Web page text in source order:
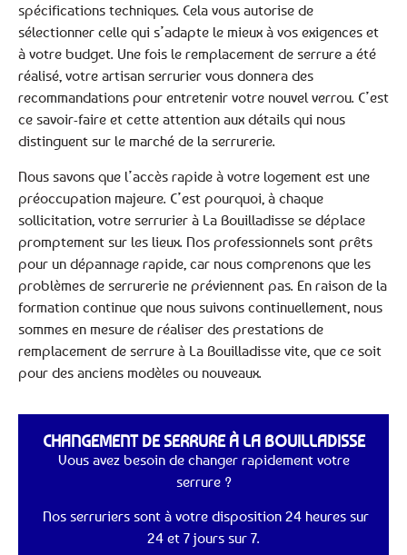
spécifications techniques. Cela vous autorise de
sélectionner celle qui s’adapte le mieux à vos exigences et
à votre budget. Une fois le remplacement de serrure a été
réalisé, votre artisan serrurier vous donnera des
recommandations pour entretenir votre nouvel verrou. C’est
ce savoir-faire et cette attention aux détails qui nous
distinguent sur le marché de la serrurerie.
Nous savons que l’accès rapide à votre logement est une
préoccupation majeure. C’est pourquoi, à chaque
sollicitation, votre serrurier à La Bouilladisse se déplace
promptement sur les lieux. Nos professionnels sont prêts
pour un dépannage rapide, car nous comprenons que les
problèmes de serrurerie ne préviennent pas. En raison de la
formation continue que nous suivons continuellement, nous
sommes en mesure de réaliser des prestations de
remplacement de serrure à La Bouilladisse vite, que ce soit
pour des anciens modèles ou nouveaux.
CHANGEMENT DE SERRURE À LA BOUILLADISSE
Vous avez besoin de changer rapidement votre
serrure ?
Nos serruriers sont à votre disposition 24 heures sur
24 et 7 jours sur 7.